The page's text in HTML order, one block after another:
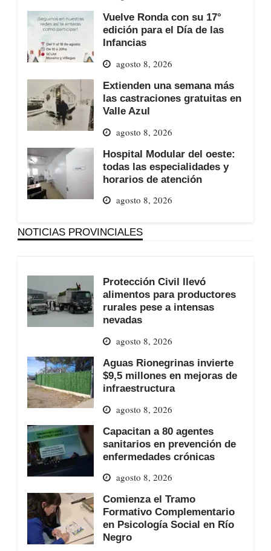
Vuelve Ronda con su 17°
edición para el Día de las
Infancias
agosto 8, 2026
Extienden una semana más
las castraciones gratuitas en
Valle Azul
agosto 8, 2026
Hospital Modular del oeste:
todas las especialidades y
horarios de atención
agosto 8, 2026
NOTICIAS PROVINCIALES
Protección Civil llevó
alimentos para productores
rurales pese a intensas
nevadas
agosto 8, 2026
Aguas Rionegrinas invierte
$9,5 millones en mejoras de
infraestructura
agosto 8, 2026
Capacitan a 80 agentes
sanitarios en prevención de
enfermedades crónicas
agosto 8, 2026
Comienza el Tramo
Formativo Complementario
en Psicología Social en Río
Negro